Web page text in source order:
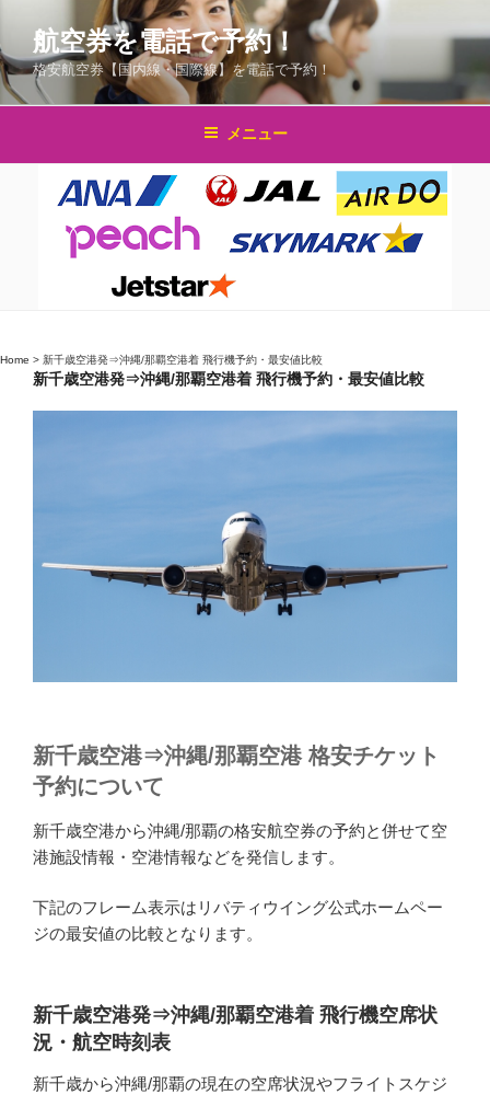
テ
ン
ス
航空券を電話で予約！
格安航空券【国内線・国際線】を電話で予約！
メニュー
Home > 新千歳空港発⇒沖縄/那覇空港着 飛行機予約・最安値比較
新千歳空港発⇒沖縄/那覇空港着 飛行機予約・最安値比較
新千歳空港⇒沖縄/那覇空港 格安チケット
予約について
新千歳空港から沖縄/那覇の格安航空券の予約と併せて空
港施設情報・空港情報などを発信します。
下記のフレーム表示はリバティウイング公式ホームペー
ジの最安値の比較となります。
新千歳空港発⇒沖縄/那覇空港着 飛行機空席状
況・航空時刻表
新千歳から沖縄/那覇の現在の空席状況やフライトスケジ